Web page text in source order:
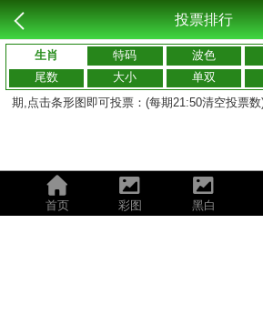
投票排行
生肖 特码 波色
尾数
大小 单双
期,点击条形图即可投票：(每期21:50清空投票数
首页 彩图 黑白